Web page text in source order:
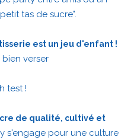
tas de sucre".
est un jeu d'enfant !
verser
test !
de qualité, cultivé et
s'engage pour une culture